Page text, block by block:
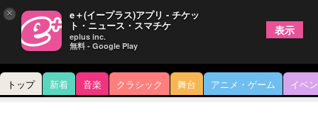
トップ 新着 音楽 クラシック 舞台 アニメ・ゲーム イベ
× e＋(イープラス)アプリ - チケッ
ト・ニュース・スマチケ
eplus inc.
無料 - Google Play
表示